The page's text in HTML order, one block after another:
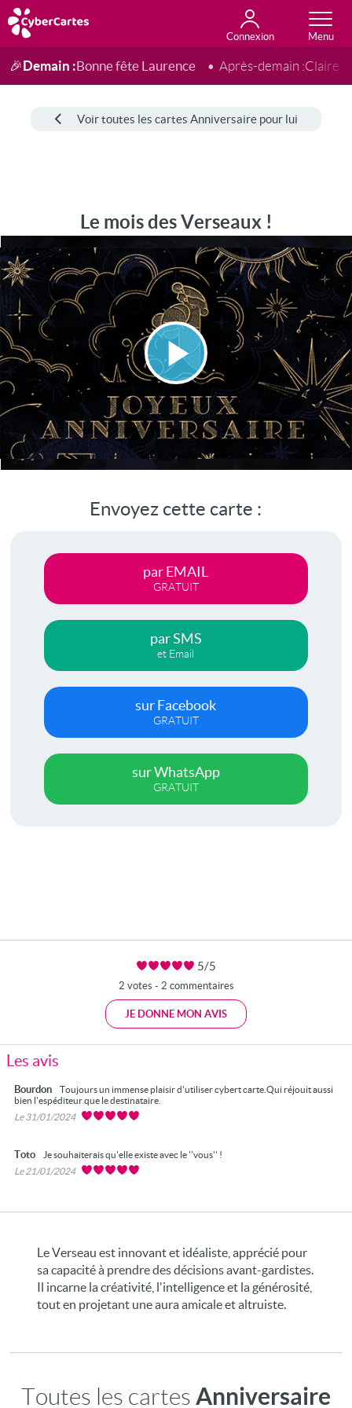
Connexion
Anniversaire
Fête du jour
Amour
Amitié
Merci
Toutes les cartes
🎉Demain :Bonne fête Laurence Après-demain :Claire
Voir toutes les cartes Anniversaire pour lui
Le mois des Verseaux !
Lire
la
vidéo
Envoyez cette carte :
par EMAIL
GRATUIT
par SMS
et Email
sur Facebook
GRATUIT
sur WhatsApp
GRATUIT
5/5
2 votes - 2 commentaires
JE DONNE MON AVIS
Les avis
Bourdon
Toujours un immense plaisir d'utiliser cybert carte.Qui réjouit aussi
bien l'espéditeur que le destinataire.
Le 31/01/2024
Toto
Je souhaiterais qu'elle existe avec le ''vous'' !
Le 21/01/2024
Le Verseau est innovant et idéaliste, apprécié pour
sa capacité à prendre des décisions avant-gardistes.
Il incarne la créativité, l'intelligence et la générosité,
tout en projetant une aura amicale et altruiste.
Toutes les cartes Anniversaire